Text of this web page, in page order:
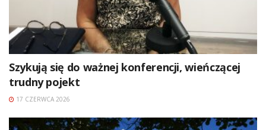
Szykują się do ważnej konferencji, wieńczącej
trudny pojekt
17 CZERWCA 2026